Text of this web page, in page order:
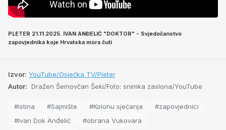
PLETER 21.11.2025. IVAN ANĐELIĆ "DOKTOR" - Svjedočanstvo
zapovjednika koje Hrvatska mora čuti
Izvor: YouTube/Osječka TV/Pleter
Autor: Dražen Šemovčan Šeki/Foto: snimka zaslona/YouTube
#istina #Sajmište #Kolonu sjećanja
#zapovjednici
#Ivan Dok Anđelić
#obrana Vukovara